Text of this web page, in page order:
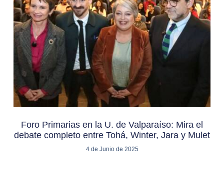
Foro Primarias en la U. de Valparaíso: Mira el
debate completo entre Tohá, Winter, Jara y Mulet
4 de Junio de 2025